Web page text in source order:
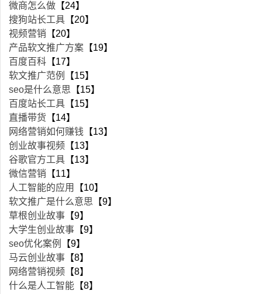
微商怎么做 【24】
搜狗站长工具 【20】
视频营销 【20】
产品软文推广方案 【19】
百度百科 【17】
软文推广范例
【15】
seo是什么意思 【15】
百度站长工具 【15】
直播带货 【14】
网络营销如何赚钱 【13】
创业故事视频 【13】
谷歌官方工具 【13】
微信营销 【11】
人工智能的应用
【10】
软文推广是什么意思 【9】
草根创业故事 【9】
大学生创业故事 【9】
seo优化案例
【9】
马云创业故事 【8】
网络营销视频 【8】
什么是人工智能 【8】